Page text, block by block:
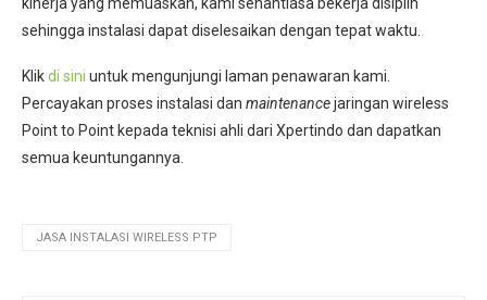
kinerja yang memuaskan, kami senantiasa bekerja disiplin
sehingga instalasi dapat diselesaikan dengan tepat waktu.
Klikdi sini untuk mengunjungi laman penawaran kami.
Percayakan proses instalasi dan maintenancejaringan wireless
Point to Point kepada teknisi ahli dari Xpertindo dan dapatkan
semua keuntungannya.
JASA INSTALASI WIRELESS PTP